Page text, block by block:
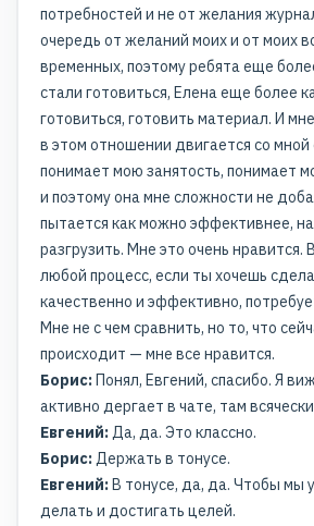
потребностей и не от желания
очередь от желаний моих и от моих
временных, поэтому ребята еще
стали готовиться, Елена еще более
готовиться, готовить материал. И
в этом отношении двигается со
понимает мою занятость, понимает
и поэтому она мне сложности не
пытается как можно эффективнее,
разгрузить. Мне это очень нравится.
любой процесс, если ты хочешь
качественно и эффективно,
Мне не с чем сравнить, но то, что
происходит — мне все нравится.
Борис: Понял, Евгений, спасибо. Я
активно дергает в чате, там
Евгений:Да, да. Это классно.
Борис:Держать в тонусе.
Евгений: В тонусе, да, да. Чтобы мы
делать и достигать целей.